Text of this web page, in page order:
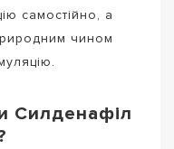
самостійно, а
чином
Силденафіл